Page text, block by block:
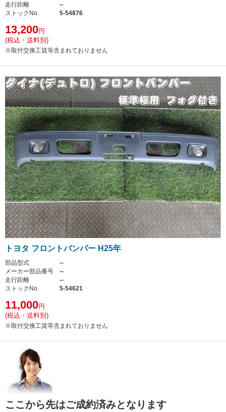
走行距離
--
ストックNo.
5-54876
13,200円
(税込・送料別)
※取付交換工賃等含まれておりません
トヨタ フロントバンパー H25年
部品型式
--
メーカー部品番号
--
走行距離
--
ストックNo.
5-54621
11,000円
(税込・送料別)
※取付交換工賃等含まれておりません
ここから先はご成約済みとなります